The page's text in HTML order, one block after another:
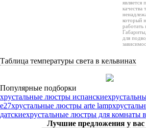
является
качества
который
работать
для
Таблица температуры света в кельвинах
Популярные подборки
хрустальные люстры испанские
e27хрустальные люстры arte lamp
датскиехрустальные люстры для комнаты
Лучшие предложения у вас